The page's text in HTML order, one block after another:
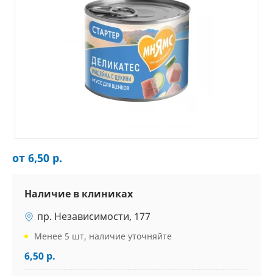
от 6,50 р.
Наличие в клиниках
пр. Независимости, 177
Менее 5 шт, наличие уточняйте
6,50 р.